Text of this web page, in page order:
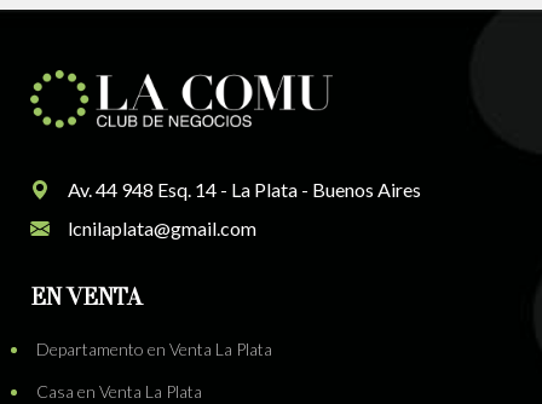
Av. 44 948 Esq. 14 - La Plata - Buenos Aires
lcnilaplata@gmail.com
EN VENTA
Departamento en Venta La Plata
Casa en Venta La Plata